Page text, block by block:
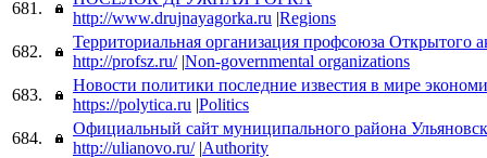
681.
http://www.drujnayagorka.ru |Regions
682.
Территориальная организация профсоюза Открытого
http://profsz.ru/ |Non-governmental organizations
683.
Новости политики последние известия в мире
https://polytica.ru |Politics
684.
Официальный сайт муниципального района
http://ulianovo.ru/ |Authority